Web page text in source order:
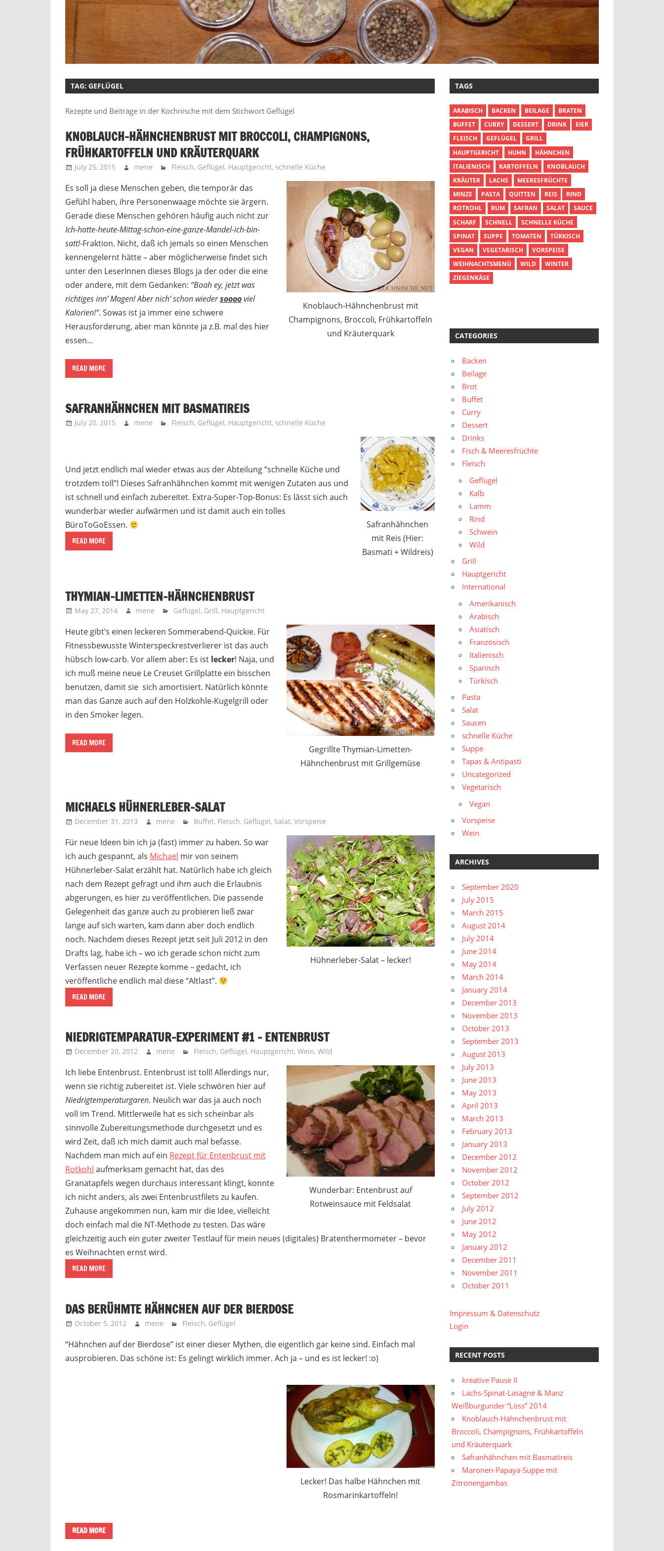
TAG:GEFLÜGEL
Rezepte und Beiträge in der Kochnische mit dem Stichwort Geflügel
KNOBLAUCH-HÄHNCHENBRUST MIT BROCCOLI, CHAMPIGNONS,
FRÜHKARTOFFELN UND KRÄUTERQUARK
July 25, 2015 mene Fleisch, Geflügel, Hauptgericht, schnelle Küche
Knoblauch-Hähnchenbrust mit
Champignons, Broccoli, Frühkartoffeln
und Kräuterquark
Es soll ja diese Menschen geben, die temporär das
Gefühl haben, ihre Personenwaage möchte sie ärgern.
Gerade diese Menschen gehören häufig auch nicht zur
Ich-hatte-heute-Mittag-schon-eine-ganze-Mandel-ich-bin-
satt!-Fraktion. Nicht, daß ich jemals so einen Menschen
kennengelernt hätte – aber möglicherweise findet sich
unter den LeserInnen dieses Blogs ja der oder die eine
oder andere, mit dem Gedanken: “Boah ey, jetzt was
richtiges inn’ Magen! Aber nich’ schon wiedersooooviel
Kalorien!”. Sowas ist ja immer eine schwere
Herausforderung, aber man könnte ja z.B. mal des hier
essen…
READ MORE
SAFRANHÄHNCHEN MIT BASMATIREIS
July 20, 2015 mene Fleisch, Geflügel, Hauptgericht, schnelle Küche
Safranhähnchen
mit Reis (Hier:
Basmati + Wildreis)
Und jetzt endlich mal wieder etwas aus der Abteilung “schnelle Küche und
trotzdem toll”! Dieses Safranhähnchen kommt mit wenigen Zutaten aus und
ist schnell und einfach zubereitet. Extra-Super-Top-Bonus: Es lässt sich auch
wunderbar wieder aufwärmen und ist damit auch ein tolles
BüroToGoEssen.
READ MORE
THYMIAN-LIMETTEN-HÄHNCHENBRUST
May 27, 2014 mene Geflügel, Grill, Hauptgericht
Gegrillte Thymian-Limetten-
Hähnchenbrust mit Grillgemüse
Heute gibt’s einen leckeren Sommerabend-Quickie. Für
Fitnessbewusste Winterspeckrestverlierer ist das auch
hübsch low-carb. Vor allem aber: Es ist lecker! Naja, und
ich muß meine neue Le Creuset Grillplatte ein bisschen
benutzen, damit sie sich amortisiert. Natürlich könnte
man das Ganze auch auf den Holzkohle-Kugelgrill oder
in den Smoker legen.
READ MORE
MICHAELS HÜHNERLEBER-SALAT
December 31, 2013 mene Buffet, Fleisch, Geflügel, Salat, Vorspeise
Hühnerleber-Salat – lecker!
Für neue Ideen bin ich ja (fast) immer zu haben. So war
ich auch gespannt, als Michael mir von seinem
Hühnerleber-Salat erzählt hat. Natürlich habe ich gleich
nach dem Rezept gefragt und ihm auch die Erlaubnis
abgerungen, es hier zu veröffentlichen. Die passende
Gelegenheit das ganze auch zu probieren ließ zwar
lange auf sich warten, kam dann aber doch endlich
noch. Nachdem dieses Rezept jetzt seit Juli 2012 in den
Drafts lag, habe ich – wo ich gerade schon nicht zum
Verfassen neuer Rezepte komme – gedacht, ich
veröffentliche endlich mal diese “Altlast”.
READ MORE
NIEDRIGTEMPARATUR-EXPERIMENT #1 – ENTENBRUST
December 20, 2012 mene Fleisch, Geflügel, Hauptgericht, Wein, Wild
Wunderbar: Entenbrust auf
Rotweinsauce mit Feldsalat
Ich liebe Entenbrust. Entenbrust ist toll! Allerdings nur,
wenn sie richtig zubereitet ist. Viele schwören hier auf
Niedrigtemperaturgaren. Neulich war das ja auch noch
voll im Trend. Mittlerweile hat es sich scheinbar als
sinnvolle Zubereitungsmethode durchgesetzt und es
wird Zeit, daß ich mich damit auch mal befasse.
Nachdem man mich auf ein Rezept für Entenbrust mit
Rotkohl aufmerksam gemacht hat, das des
Granatapfels wegen durchaus interessant klingt, konnte
ich nicht anders, als zwei Entenbrustfilets zu kaufen.
Zuhause angekommen nun, kam mir die Idee, vielleicht
doch einfach mal die NT-Methode zu testen. Das wäre
gleichzeitig auch ein guter zweiter Testlauf für mein neues (digitales) Bratenthermometer – bevor
es Weihnachten ernst wird.
READ MORE
DAS BERÜHMTE HÄHNCHEN AUF DER BIERDOSE
October 5, 2012 mene Fleisch, Geflügel
“Hähnchen auf der Bierdose” ist einer dieser Mythen, die eigentlich gar keine sind. Einfach mal
ausprobieren. Das schöne ist: Es gelingt wirklich immer. Ach ja – und es ist lecker! :o)
Lecker! Das halbe Hähnchen mit
Rosmarinkartoffeln!
READ MORE
TAGS
ARABISCH BACKEN BEILAGE
BRATEN
BUFFET
CURRY DESSERT DRINK
EIER
FLEISCH
GEFLÜGEL
GRILL
HAUPTGERICHT
HUHN
HÄHNCHEN
ITALIENISCH
KARTOFFELN
KNOBLAUCH
KRÄUTER
LACHS
MEERESFRÜCHTE
MINZE
PASTA QUITTEN REIS
RIND
ROTKOHL
RUM SAFRAN SALAT
SAUCE
SCHARF
SCHNELL
SCHNELLE KÜCHE
SPINAT
SUPPE TOMATEN
TÜRKISCH
VEGAN
VEGETARISCH
VORSPEISE
WEIHNACHTSMENÜ
WILD
WINTER
ZIEGENKÄSE
CATEGORIES
Backen
Beilage
Brot
Buffet
Curry
Dessert
Drinks
Fisch & Meeresfrüchte
Fleisch
Geflügel
Kalb
Lamm
Rind
Schwein
Wild
Grill
Hauptgericht
International
Amerikanisch
Arabisch
Asiatisch
Französisch
Italienisch
Spanisch
Türkisch
Pasta
Salat
Saucen
schnelle Küche
Suppe
Tapas & Antipasti
Uncategorized
Vegetarisch
Vegan
Vorspeise
Wein
ARCHIVES
September 2020
July 2015
March 2015
August 2014
July 2014
June 2014
May 2014
March 2014
January 2014
December 2013
November 2013
October 2013
September 2013
August 2013
July 2013
June 2013
May 2013
April 2013
March 2013
February 2013
January 2013
December 2012
November 2012
October 2012
September 2012
July 2012
June 2012
May 2012
January 2012
December 2011
November 2011
October 2011
Impressum & Datenschutz
Login
RECENT POSTS
kreative Pause II
Lachs-Spinat-Lasagne & Manz
Weißburgunder “Löss” 2014
Knoblauch-Hähnchenbrust mit
Broccoli, Champignons, Frühkartoffeln
und Kräuterquark
Safranhähnchen mit Basmatireis
Maronen-Papaya-Suppe mit
Zitronengambas